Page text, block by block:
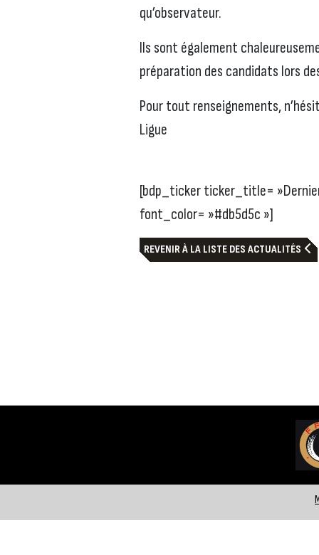
qu’observateur.
Ils sont également
préparation des candidats lors
Pour tout renseignements,
Ligue
[bdp_ticker ticker_title=
font_color= »#db5d5c »]
REVENIR À LA LISTE DES ACTUALITÉS